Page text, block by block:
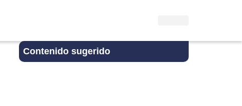
Contenido sugerido